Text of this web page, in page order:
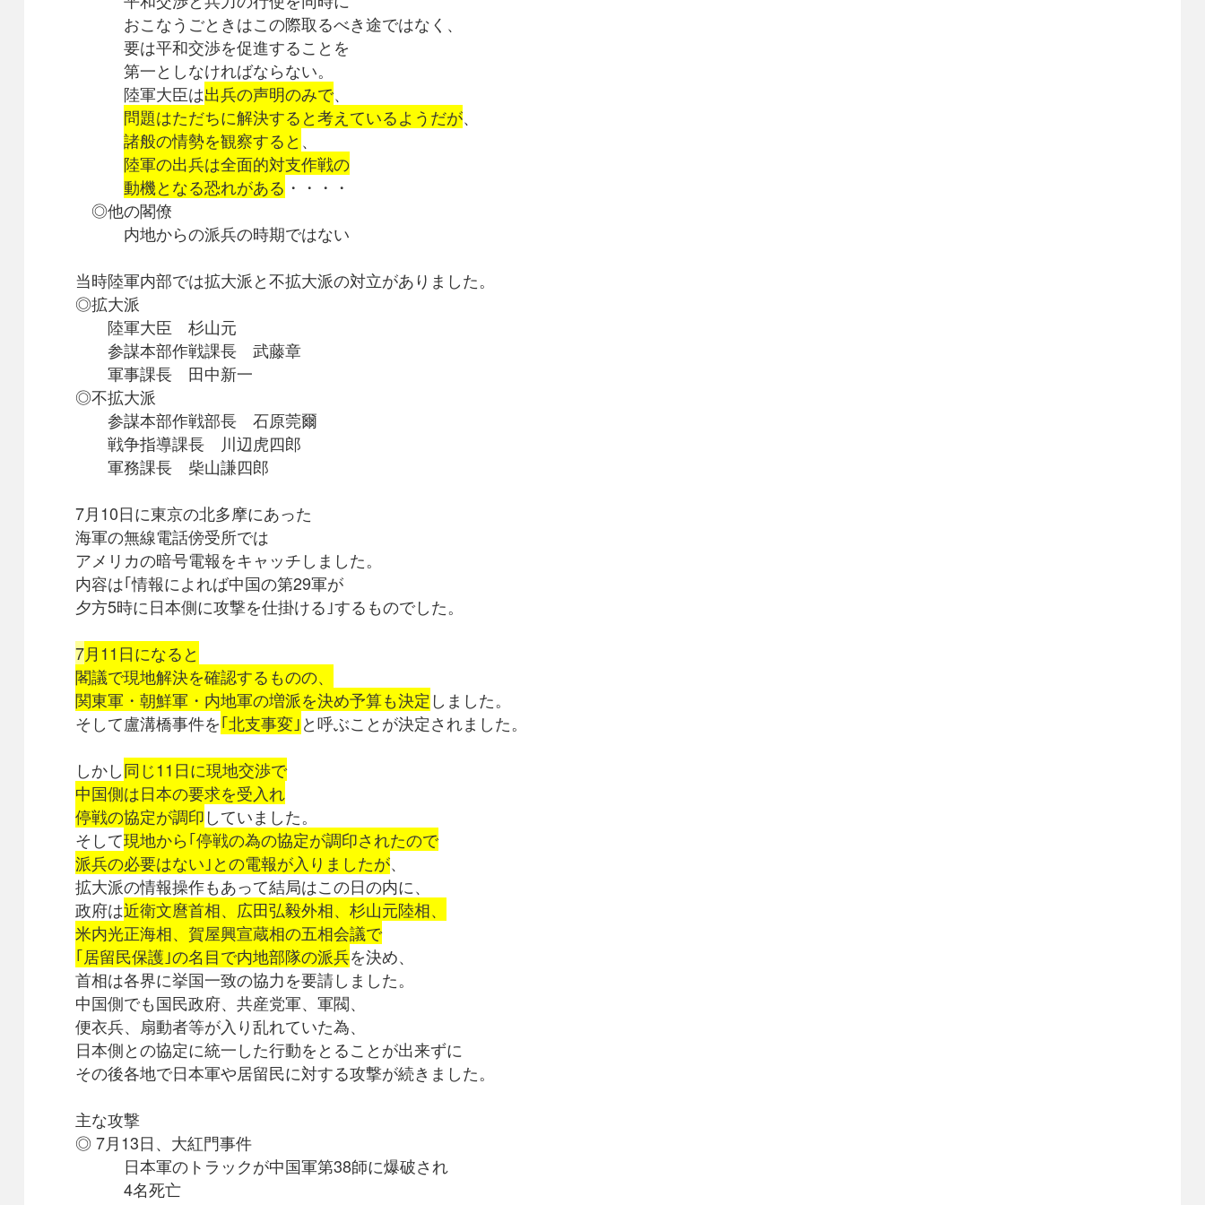
おこなうごときはこの際取るべき途ではなく、
要は平和交渉を促進することを
第一としなければならない。
陸軍大臣は出兵の声明のみで、
問題はただちに解決すると考えているようだが、
諸般の情勢を観察すると 、
陸軍の出兵は全面的対支作戦の
動機となる恐れがある ・・・・
◎他の閣僚
内地からの派兵の時期ではない
当時陸軍内部では拡大派と不拡大派の対立がありました。
◎拡大派
陸軍大臣 杉山元
参謀本部作戦課長 武藤章
軍事課長 田中新一
◎不拡大派
参謀本部作戦部長 石原莞爾
戦争指導課長 川辺虎四郎
軍務課長 柴山謙四郎
7月10日に東京の北多摩にあった
海軍の無線電話傍受所では
アメリカの暗号電報をキャッチしました。
内容は｢情報によれば中国の第29軍が
夕方5時に日本側に攻撃を仕掛ける｣するものでした。
7月11日になると
閣議で現地解決を確認するものの、
関東軍・朝鮮軍・内地軍の増派を決め予算も決定 しました。
そして盧溝橋事件を｢北支事変｣と呼ぶことが決定されました。
しかし同じ11日に現地交渉で
中国側は日本の要求を受入れ
停戦の協定が調印していました。
そして現地から｢停戦の為の協定が調印されたので
派兵の必要はない｣との電報が入りましたが、
拡大派の情報操作もあって結局はこの日の内に、
政府は近衛文麿首相、広田弘毅外相、杉山元陸相、
米内光正海相、賀屋興宣蔵相の五相会議で
｢居留民保護｣の名目で内地部隊の派兵を決め、
首相は各界に挙国一致の協力を要請しました。
中国側でも国民政府、共産党軍、軍閥、
便衣兵、扇動者等が入り乱れていた為、
日本側との協定に統一した行動をとることが出来ずに
その後各地で日本軍や居留民に対する攻撃が続きました。
主な攻撃
◎ 7月13日、大紅門事件
日本軍のトラックが中国軍第38師に爆破され
4名死亡